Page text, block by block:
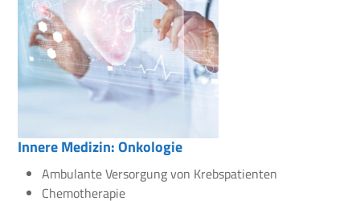
Innere Medizin: Onkologie
Ambulante Versorgung von Krebspatienten
Chemotherapie